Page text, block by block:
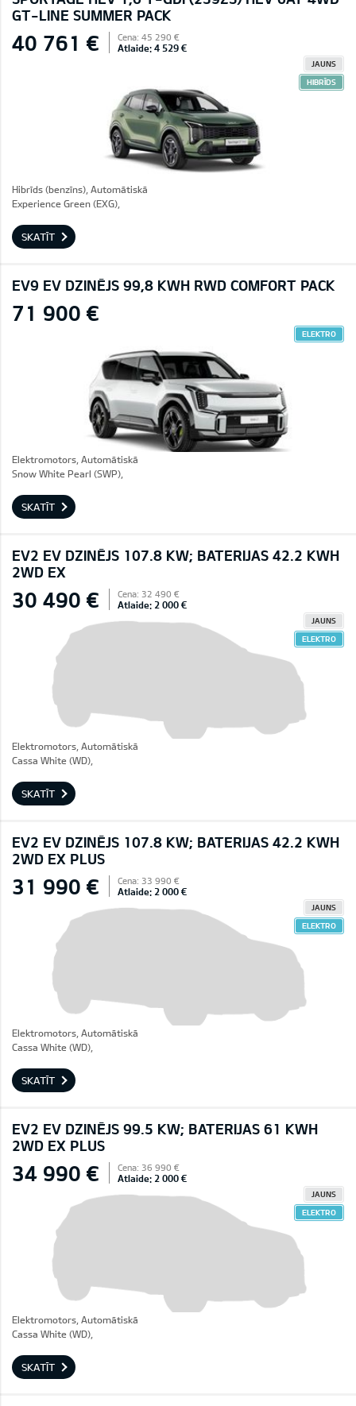
GT-LINE SUMMER PACK
40 761 € Cena: 45 290 €
Atlaide: 4 529 €
JAUNS
HIBRĪDS
Hibrīds (benzīns), Automātiskā
Experience Green (EXG),
SKATĪT
EV9 EV DZINĒJS 99,8 KWH RWD COMFORT PACK
71 900 €
ELEKTRO
Elektromotors, Automātiskā
Snow White Pearl (SWP),
SKATĪT
EV2 EV DZINĒJS 107.8 KW; BATERIJAS 42.2 KWH
2WD EX
30 490 € Cena: 32 490 €
Atlaide: 2 000 €
JAUNS
ELEKTRO
Elektromotors, Automātiskā
Cassa White (WD),
SKATĪT
EV2 EV DZINĒJS 107.8 KW; BATERIJAS 42.2 KWH
2WD EX PLUS
31 990 € Cena: 33 990 €
Atlaide: 2 000 €
JAUNS
ELEKTRO
Elektromotors, Automātiskā
Cassa White (WD),
SKATĪT
EV2 EV DZINĒJS 99.5 KW; BATERIJAS 61 KWH
2WD EX PLUS
34 990 € Cena: 36 990 €
Atlaide: 2 000 €
JAUNS
ELEKTRO
Elektromotors, Automātiskā
Cassa White (WD),
SKATĪT